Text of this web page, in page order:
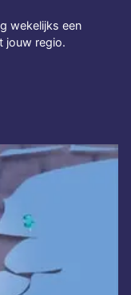
wekelijks een
jouw regio.